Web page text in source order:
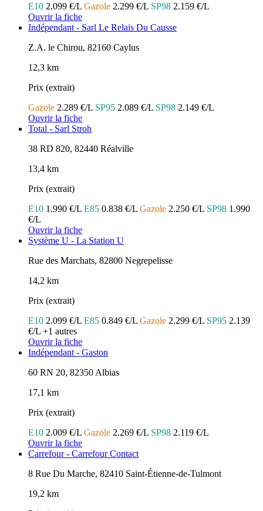
E10 2.099 €/L Gazole 2.299 €/L SP98 2.159 €/L
Ouvrir la fiche
Indépendant - Sarl Le Relais Du Causse
Z.A. le Chirou, 82160 Caylus
12,3 km
Prix (extrait)
Gazole 2.289 €/L SP95 2.089 €/L SP98 2.149 €/L
Ouvrir la fiche
Total - Sarl Stroh
38 RD 820, 82440 Réalville
13,4 km
Prix (extrait)
E10 1.990 €/L E85 0.838 €/L Gazole 2.250 €/L SP98 1.990
€/L
Ouvrir la fiche
Système U - La Station U
Rue des Marchats, 82800 Negrepelisse
14,2 km
Prix (extrait)
E10 2.099 €/L E85 0.849 €/L Gazole 2.299 €/L SP95 2.139
€/L +1 autres
Ouvrir la fiche
Indépendant - Gaston
60 RN 20, 82350 Albias
17,1 km
Prix (extrait)
E10 2.009 €/L Gazole 2.269 €/L SP98 2.119 €/L
Ouvrir la fiche
Carrefour - Carrefour Contact
8 Rue Du Marche, 82410 Saint-Étienne-de-Tulmont
19,2 km